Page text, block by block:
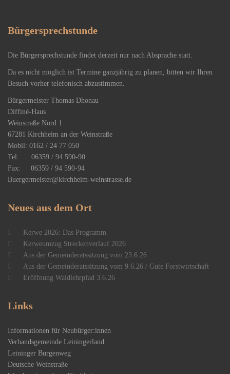
Bürgersprechstunde
Die Bürgersprechstunde findet derzeit nur nach Absprache statt.
Da es nicht möglich ist Termine ganzjährig zu planen, bitten wir Ihren
Besuch vorher telefonisch abzustimmen.
Bürgermeister Thomas Dhonau
Diffiné-Haus
​Weinstraße Nord 1
67281 Kirchheim an der Weinstraße
Mobil: 0162 / 24 77 050
Tel: 06359 / 94 590-90
Fax: 06359 / 94 590-94
Buergermeister@kirchheim-weinstrasse.de
Neues aus dem Ort
Kerwe 2026: Das Programm
Kerweumzug Streckenverlauf 2026
Aus der Gemeinderatssitzung vom 23.6.26
Aus der Gemeinderatssitzung vom 9.6.26 / Gute Forstwirtschaft
Eröffnung Waldlehrpfad 3.6.26
Links
Informationen für Neubürger:innen
Verbandsgemeinde Leiningerland
Leininger Burgenweg
Deutsche Weinstraße